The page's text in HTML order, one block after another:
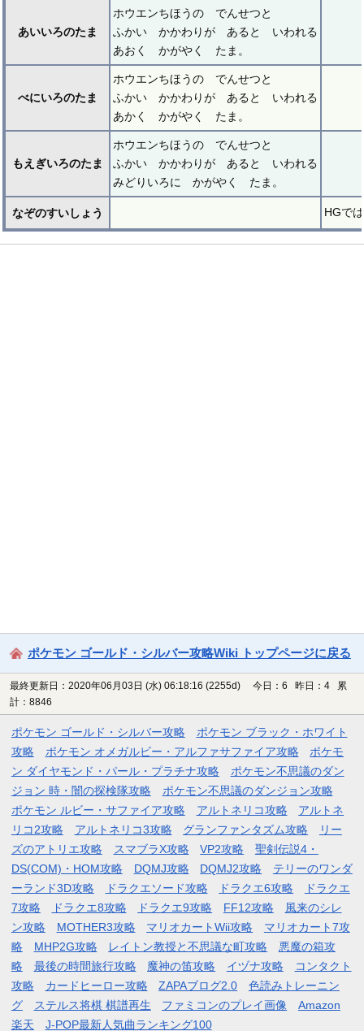
あいいろのたま
ホウエンちほうの でんせつと
ふかい かかわりが あると いわれる
あおく かがやく たま。
べにいろのたま
ホウエンちほうの でんせつと
ふかい かかわりが あると いわれる
あかく かがやく たま。
もえぎいろのたま
ホウエンちほうの でんせつと
ふかい かかわりが あると いわれる
みどりいろに かがやく たま。
なぞのすいしょう HGでは
ポケモン ゴールド・シルバー攻略Wiki トップページに戻る
最終更新日：2020年06月03日 (水) 06:18:16 (2255d)
今日：6 昨日：4 累
計：8846
ポケモン ゴールド・シルバー攻略
ポケモン ブラック・ホワイト
攻略
ポケモン オメガルビー・アルファサファイア攻略
ポケモ
ン ダイヤモンド・パール・プラチナ攻略
ポケモン不思議のダン
ジョン 時・闇の探検隊攻略
ポケモン不思議のダンジョン攻略
ポケモン ルビー・サファイア攻略
アルトネリコ攻略
アルトネ
リコ2攻略
アルトネリコ3攻略 グランファンタズム攻略
リー
ズのアトリエ攻略
スマブラX攻略 VP2攻略
聖剣伝説4・
DS(COM)・HOM攻略
DQMJ攻略 DQMJ2攻略
テリーのワンダ
ーランド3D攻略
ドラクエソード攻略 ドラクエ6攻略
ドラクエ
7攻略
ドラクエ8攻略 ドラクエ9攻略 FF12攻略
風来のシレ
ン攻略
MOTHER3攻略 マリオカートWii攻略
マリオカート7攻
略
MHP2G攻略 レイトン教授と不思議な町攻略
悪魔の箱攻
略
最後の時間旅行攻略 魔神の笛攻略 イヅナ攻略
コンタクト
攻略
カードヒーロー攻略 ZAPAブログ2.0
色読みトレーニン
グ
ステルス将棋 棋譜再生 ファミコンのプレイ画像
Amazon
楽天
J-POP最新人気曲ランキング100